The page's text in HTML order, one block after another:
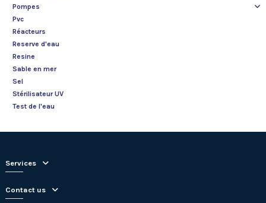
Pompes
Pvc
Réacteurs
Reserve d'eau
Resine
Sable en mer
Sel
Stérilisateur UV
Test de l'eau
Services
Contact us